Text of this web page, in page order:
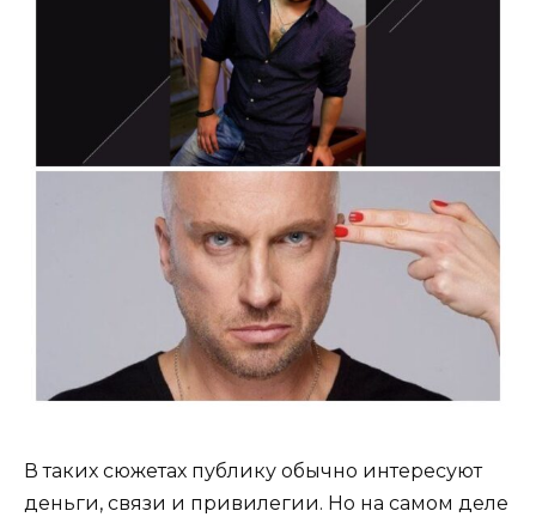
В таких сюжетах публику обычно интересуют
деньги, связи и привилегии. Но на самом деле